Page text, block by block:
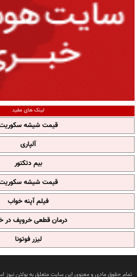
لینک های مفید
قیمت شیشه
آلپاری
بیم دتکتور
قیمت شیشه
فیلم آپنه خواب
درمان قطعی خروپف در
لیزر فوتونا
تمام حقوق مادی و معنوی این سایت متعلق به بولتن نیوز